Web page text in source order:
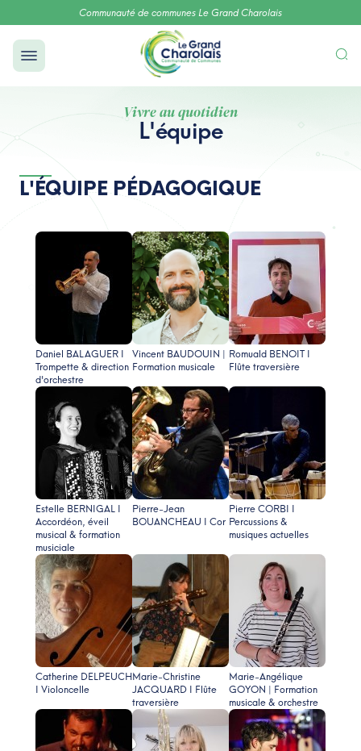
Communauté de communes Le Grand Charolais
Vivre au quotidien
L'équipe
L'ÉQUIPE PÉDAGOGIQUE
Daniel BALAGUER I
Trompette & direction
d'orchestre
Vincent BAUDOUIN |
Formation musicale
Romuald BENOIT I
Flûte traversière
Estelle BERNIGAL I
Accordéon, éveil
musical & formation
musiciale
Pierre-Jean
BOUANCHEAU I Cor
Pierre CORBI I
Percussions &
musiques actuelles
Catherine DELPEUCH
I Violoncelle
Marie-Christine
JACQUARD I Flûte
traversière
Marie-Angélique
GOYON | Formation
musicale & orchestre